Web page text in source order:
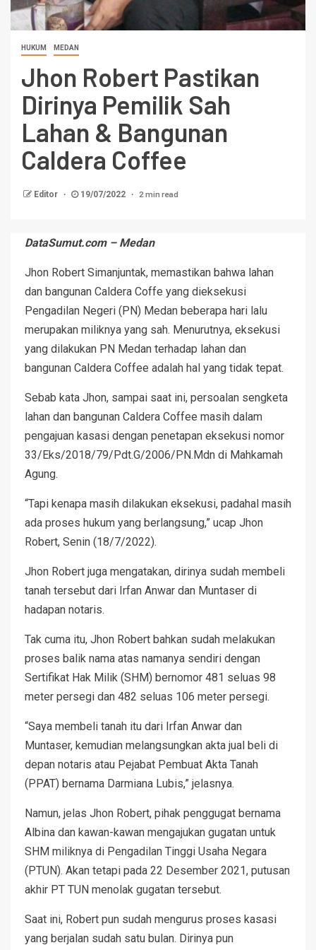
HUKUM MEDAN
Jhon Robert Pastikan
Dirinya Pemilik Sah
Lahan & Bangunan
Caldera Coffee
Editor 19/07/2022 2 min read
DataSumut.com – Medan
Jhon Robert Simanjuntak, memastikan bahwa lahan
dan bangunan Caldera Coffe yang dieksekusi
Pengadilan Negeri (PN) Medan beberapa hari lalu
merupakan miliknya yang sah. Menurutnya, eksekusi
yang dilakukan PN Medan terhadap lahan dan
bangunan Caldera Coffee adalah hal yang tidak tepat.
Sebab kata Jhon, sampai saat ini, persoalan sengketa
lahan dan bangunan Caldera Coffee masih dalam
pengajuan kasasi dengan penetapan eksekusi nomor
33/Eks/2018/79/Pdt.G/2006/PN.Mdn di Mahkamah
Agung.
“Tapi kenapa masih dilakukan eksekusi, padahal masih
ada proses hukum yang berlangsung,” ucap Jhon
Robert, Senin (18/7/2022).
Jhon Robert juga mengatakan, dirinya sudah membeli
tanah tersebut dari Irfan Anwar dan Muntaser di
hadapan notaris.
Tak cuma itu, Jhon Robert bahkan sudah melakukan
proses balik nama atas namanya sendiri dengan
Sertifikat Hak Milik (SHM) bernomor 481 seluas 98
meter persegi dan 482 seluas 106 meter persegi.
“Saya membeli tanah itu dari Irfan Anwar dan
Muntaser, kemudian melangsungkan akta jual beli di
depan notaris atau Pejabat Pembuat Akta Tanah
(PPAT) bernama Darmiana Lubis,” jelasnya.
Namun, jelas Jhon Robert, pihak penggugat bernama
Albina dan kawan-kawan mengajukan gugatan untuk
SHM miliknya di Pengadilan Tinggi Usaha Negara
(PTUN). Akan tetapi pada 22 Desember 2021, putusan
akhir PT TUN menolak gugatan tersebut.
Saat ini, Robert pun sudah mengurus proses kasasi
yang berjalan sudah satu bulan. Dirinya pun